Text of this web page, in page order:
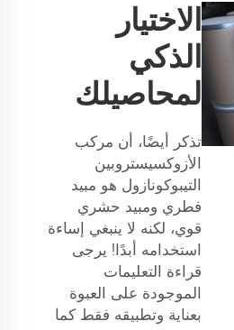
الاختيار
الذكي
لمحاصيلك
تذكر أيضًا، أن مركب
الأزوكسيستروبين
التيبوكونازول هو مبيد
فطري ومبيد حشري
قوي، لكنه لا ينبغي إساءة
استخدامه أبدًا! يرجى
قراءة التعليمات
الموجودة على العبوة
بعناية وتطبيقه فقط كما